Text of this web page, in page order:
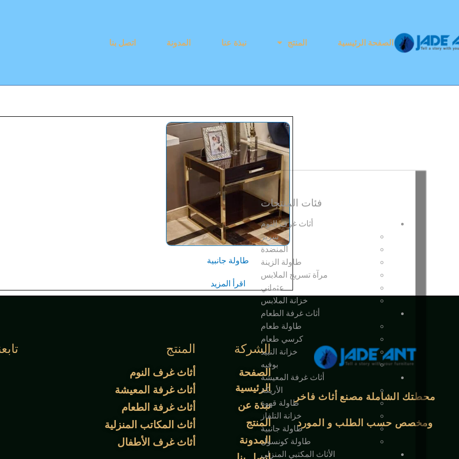
الصفحة الرئيسية المنتج نبذة عنا المدونة اتصل بنا
فئات المنتجات
أثاث غرف النوم
سرير
المنضدة
طاولة الزينة
مرآة تسريح الملابس
عثماني
خزانة الملابس
أثاث غرفة الطعام
طاولة طعام
كرسي طعام
خزانة النبيذ
بوفيه
أثاث غرفة المعيشة
الأريكة
طاولة قهوة
خزانة التلفاز
طاولة جانبية
طاولة كونسول
الأثاث المكتبي المنزلي
طاولة جانبية
اقرأ المزيد
محطتك الشاملة مصنع أثاث فاخر
ومخصص حسب الطلب و المورد
الشركة
الصفحة
الرئيسية
نبذة عن
المنتج
المدونة
المنتج
أثاث غرف النوم
أثاث غرفة المعيشة
أثاث غرفة الطعام
أثاث المكاتب المنزلية
أثاث غرف الأطفال